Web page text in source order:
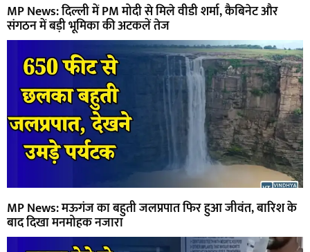
MP News: दिल्ली में PM मोदी से मिले वीडी शर्मा, कैबिनेट और
संगठन में बड़ी भूमिका की अटकलें तेज
MP News: मऊगंज का बहुती जलप्रपात फिर हुआ जीवंत, बारिश के
बाद दिखा मनमोहक नजारा